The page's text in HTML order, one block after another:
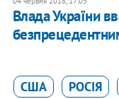
Влада України
США РОСІЯ